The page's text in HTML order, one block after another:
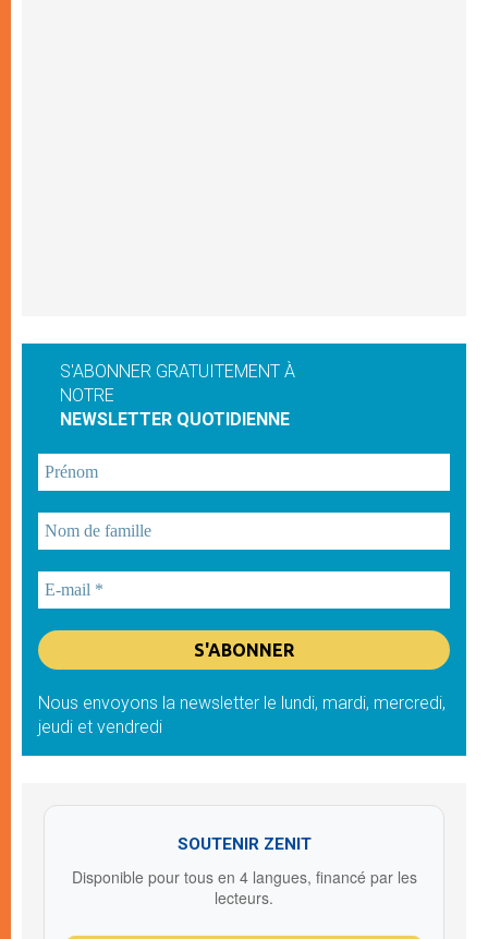
S'ABONNER GRATUITEMENT À
NOTRE
NEWSLETTER QUOTIDIENNE
Nous envoyons la newsletter le lundi, mardi, mercredi,
jeudi et vendredi
SOUTENIR ZENIT
Disponible pour tous en 4 langues, financé par les
lecteurs.